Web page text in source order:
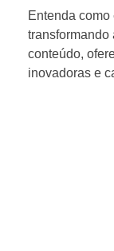
Entenda
transformando
conteúdo,
inovadoras e